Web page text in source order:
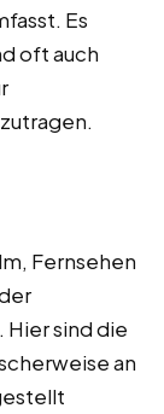
Es
oft auch
Fernsehen
Hier sind die
an